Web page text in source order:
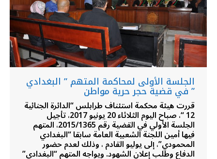
الجلسة الأولى لمحاكمة المتهم ” البغدادي
” في قضية حجر حرية مواطن
قررت هيئة محكمة استئناف طرابلس “الدائرة الجنائية
12 “، صباح اليوم الثلاثاء 20 يونيو 2017، تأجيل
الجلسة الأولي في القضية رقم 2015/1365، المتهم
فيها أمين اللجنة الشعبية العامة سابقا “البغدادي
المحمودي”، إلى يوليو القادم ، وذلك لعدم حضور
الدفاع وطلب إعلان الشهود. ويواجه المتهم “البغدادي”